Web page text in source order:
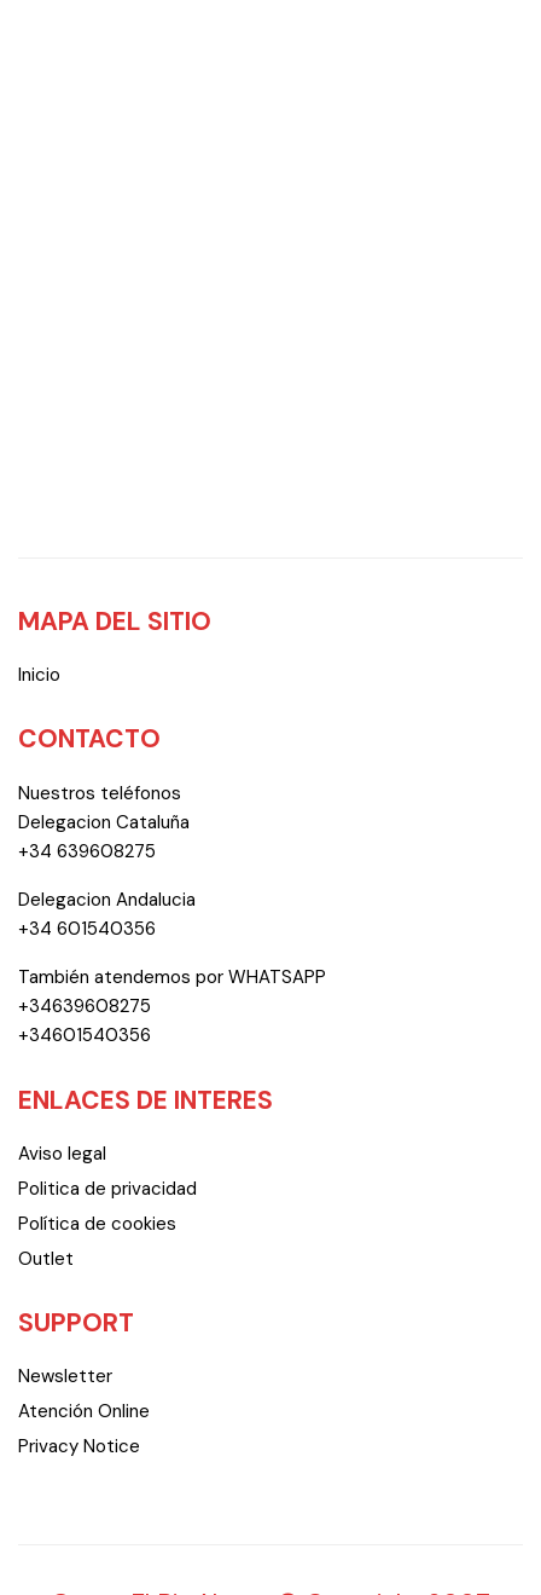
MAPA DEL SITIO
Inicio
CONTACTO
Nuestros teléfonos
Delegacion Cataluña
+34 639608275
Delegacion Andalucia
+34 601540356
También atendemos por WHATSAPP
+34639608275
+34601540356
ENLACES DE INTERES
Aviso legal
Politica de privacidad
Política de cookies
Outlet
SUPPORT
Newsletter
Atención Online
Privacy Notice